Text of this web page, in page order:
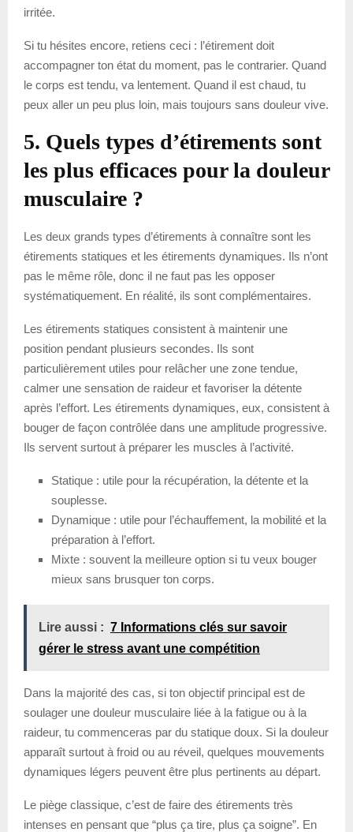
irritée.
Si tu hésites encore, retiens ceci : l’étirement doit
accompagner ton état du moment, pas le contrarier. Quand
le corps est tendu, va lentement. Quand il est chaud, tu
peux aller un peu plus loin, mais toujours sans douleur vive.
5. Quels types d’étirements sont
les plus efficaces pour la douleur
musculaire ?
Les deux grands types d’étirements à connaître sont les
étirements statiques et les étirements dynamiques. Ils n’ont
pas le même rôle, donc il ne faut pas les opposer
systématiquement. En réalité, ils sont complémentaires.
Les étirements statiques consistent à maintenir une
position pendant plusieurs secondes. Ils sont
particulièrement utiles pour relâcher une zone tendue,
calmer une sensation de raideur et favoriser la détente
après l’effort. Les étirements dynamiques, eux, consistent à
bouger de façon contrôlée dans une amplitude progressive.
Ils servent surtout à préparer les muscles à l’activité.
Statique : utile pour la récupération, la détente et la
souplesse.
Dynamique : utile pour l’échauffement, la mobilité et la
préparation à l’effort.
Mixte : souvent la meilleure option si tu veux bouger
mieux sans brusquer ton corps.
Lire aussi : 7 Informations clés sur savoir
gérer le stress avant une compétition
Dans la majorité des cas, si ton objectif principal est de
soulager une douleur musculaire liée à la fatigue ou à la
raideur, tu commenceras par du statique doux. Si la douleur
apparaît surtout à froid ou au réveil, quelques mouvements
dynamiques légers peuvent être plus pertinents au départ.
Le piège classique, c’est de faire des étirements très
intenses en pensant que “plus ça tire, plus ça soigne”. En